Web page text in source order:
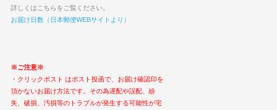
詳しくはこちらをご覧ください。
お届け日数（日本郵便WEBサイトより）
※ご注意※
・クリックポスト はポスト投函で、お届け確認印を
頂かないお届け方法です。その為遅配や誤配、紛
失、破損、汚損等のトラブルが発生する可能性が宅